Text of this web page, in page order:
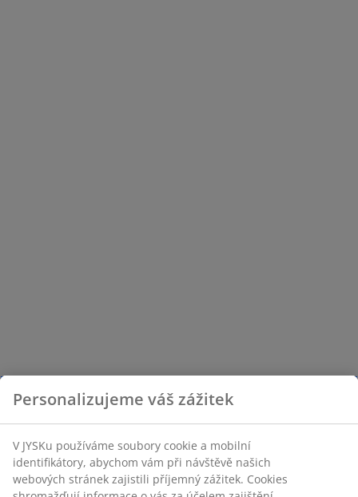
Personalizujeme váš zážitek
V JYSKu používáme soubory cookie a mobilní
identifikátory, abychom vám při návštěvě našich
webových stránek zajistili příjemný zážitek. Cookies